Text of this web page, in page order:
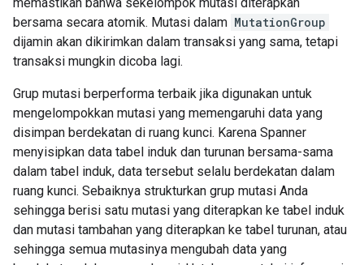
bersama secara atomik. Mutasi dalam MutationGroup
dijamin akan dikirimkan dalam transaksi yang sama, tetapi
transaksi mungkin dicoba lagi.
Grup mutasi berperforma terbaik jika digunakan untuk
mengelompokkan mutasi yang memengaruhi data yang
disimpan berdekatan di ruang kunci. Karena Spanner
menyisipkan data tabel induk dan turunan bersama-sama
dalam tabel induk, data tersebut selalu berdekatan dalam
ruang kunci. Sebaiknya strukturkan grup mutasi Anda
sehingga berisi satu mutasi yang diterapkan ke tabel induk
dan mutasi tambahan yang diterapkan ke tabel turunan, atau
sehingga semua mutasinya mengubah data yang